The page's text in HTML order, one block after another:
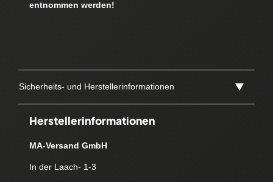
entnommen werden!
Sicherheits- und Herstellerinformationen
Herstellerinformationen
MA-Versand GmbH
In der Laach- 1-3